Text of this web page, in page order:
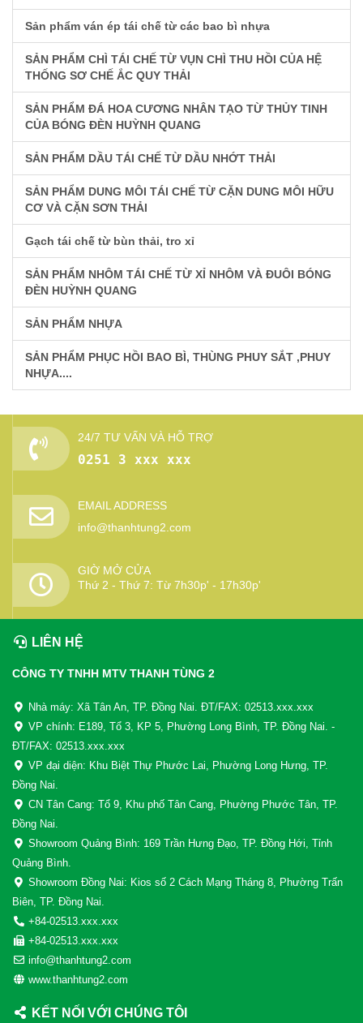
Sản phẩm ván ép tái chế từ các bao bì nhựa
SẢN PHẨM CHÌ TÁI CHẾ TỪ VỤN CHÌ THU HỒI CỦA HỆ
THỐNG SƠ CHẾ ẮC QUY THẢI
SẢN PHẨM ĐÁ HOA CƯƠNG NHÂN TẠO TỪ THỦY TINH
CỦA BÓNG ĐÈN HUỲNH QUANG
SẢN PHẨM DẦU TÁI CHẾ TỪ DẦU NHỚT THẢI
SẢN PHẨM DUNG MÔI TÁI CHẾ TỪ CẶN DUNG MÔI HỮU
CƠ VÀ CẶN SƠN THẢI
Gạch tái chế từ bùn thải, tro xỉ
SẢN PHẨM NHÔM TÁI CHẾ TỪ XỈ NHÔM VÀ ĐUÔI BÓNG
ĐÈN HUỲNH QUANG
SẢN PHẨM NHỰA
SẢN PHẨM PHỤC HỒI BAO BÌ, THÙNG PHUY SẮT ,PHUY
NHỰA....
24/7 TƯ VẤN VÀ HỖ TRỢ
0251 3 xxx xxx
EMAIL ADDRESS
info@thanhtung2.com
GIỜ MỞ CỬA
Thứ 2 - Thứ 7: Từ 7h30p' - 17h30p'
LIÊN HỆ
CÔNG TY TNHH MTV THANH TÙNG 2
Nhà máy: Xã Tân An, TP. Đồng Nai. ĐT/FAX: 02513.xxx.xxx
VP chính: E189, Tổ 3, KP 5, Phường Long Bình, TP. Đồng Nai. -
ĐT/FAX: 02513.xxx.xxx
VP đại diện: Khu Biệt Thự Phước Lai, Phường Long Hưng, TP.
Đồng Nai.
CN Tân Cang: Tổ 9, Khu phố Tân Cang, Phường Phước Tân, TP.
Đồng Nai.
Showroom Quảng Bình: 169 Trần Hưng Đạo, TP. Đồng Hới, Tỉnh
Quảng Bình.
Showroom Đồng Nai: Kios số 2 Cách Mạng Tháng 8, Phường Trấn
Biên, TP. Đồng Nai.
+84-02513.xxx.xxx
+84-02513.xxx.xxx
info@thanhtung2.com
www.thanhtung2.com
KẾT NỐI VỚI CHÚNG TÔI